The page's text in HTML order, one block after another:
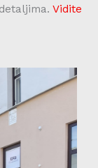
Vidite